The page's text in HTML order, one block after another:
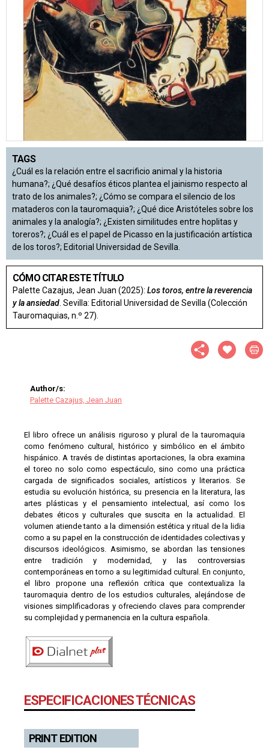
TAGS
¿Cuál es la relación entre el sacrificio animal y la historia
humana?; ¿Qué desafíos éticos plantea el jainismo respecto al
trato de los animales?; ¿Cómo se compara el silencio de los
mataderos con la tauromaquia?; ¿Qué dice Aristóteles sobre los
animales y la analogía?; ¿Existen similitudes entre hoplitas y
toreros?; ¿Cuál es el papel de Picasso en la justificación artística
de los toros?; Editorial Universidad de Sevilla.
CÓMO CITAR ESTE TÍTULO
Palette Cazajus, Jean Juan (2025): Los toros, entre la reverencia
y la ansiedad . Sevilla: Editorial Universidad de Sevilla (Colección
Tauromaquias, n.º 27).
Author/s:
Palette Cazajus, Jean Juan
El libro ofrece un análisis riguroso y plural de la tauromaquia
como fenómeno cultural, histórico y simbólico en el ámbito
hispánico. A través de distintas aportaciones, la obra examina
el toreo no solo como espectáculo, sino como una práctica
cargada de significados sociales, artísticos y literarios. Se
estudia su evolución histórica, su presencia en la literatura, las
artes plásticas y el pensamiento intelectual, así como los
debates éticos y culturales que suscita en la actualidad. El
volumen atiende tanto a la dimensión estética y ritual de la lidia
como a su papel en la construcción de identidades colectivas y
discursos ideológicos. Asimismo, se abordan las tensiones
entre tradición y modernidad, y las controversias
contemporáneas en torno a su legitimidad cultural. En conjunto,
el libro propone una reflexión crítica que contextualiza la
tauromaquia dentro de los estudios culturales, alejándose de
visiones simplificadoras y ofreciendo claves para comprender
su complejidad y permanencia en la cultura española.
ESPECIFICACIONES TÉCNICAS
PRINT EDITION